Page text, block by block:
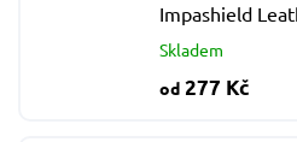
Impashield
Skladem
od 277 Kč